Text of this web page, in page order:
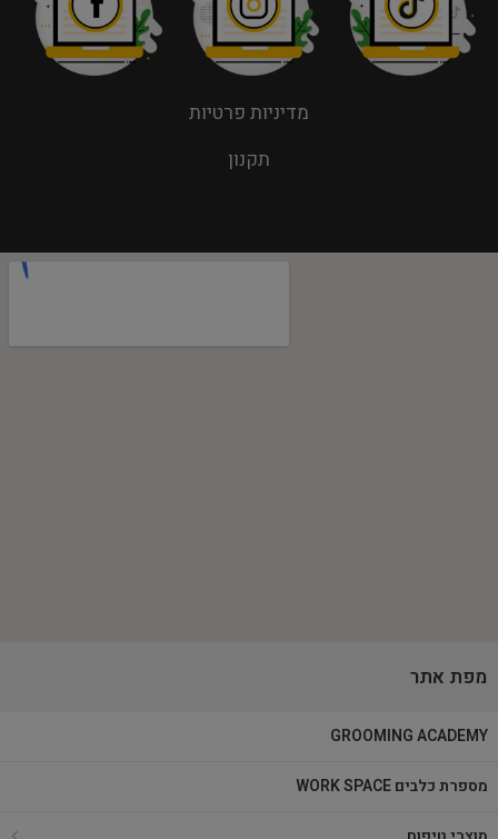
מדיניות פרטיות
תקנון
מפת אתר
GROOMING ACADEMY
מספרת כלבים WORK SPACE